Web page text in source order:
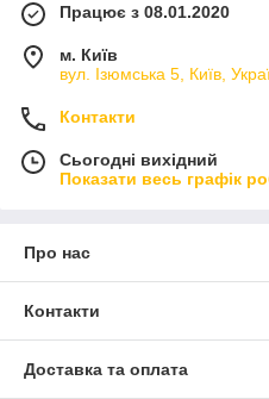
Працює з 08.01.2020
м. Київ
вул. Ізюмська 5, Київ,
Контакти
Сьогодні вихідний
Показати весь графік
Про нас
Контакти
Доставка та оплата